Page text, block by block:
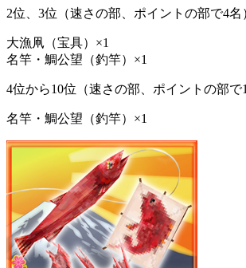
2位、3位（速さの部、ポイントの部で4名
大漁凧（宝具）×1
名竿・鯛公望（釣竿）×1
4位から10位（速さの部、ポイントの部で
名竿・鯛公望（釣竿）×1